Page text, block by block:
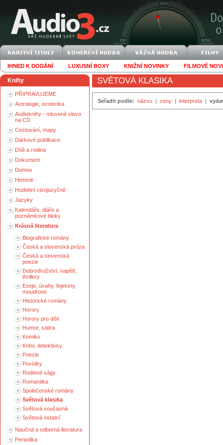
IHNED K DODÁNÍ LUXUSNÍ BOXY KNIŽNÍ NOVINKY FILMOVÉ
Knihy
PŘIPRAVUJEME
Astrologie, ezoterika
Audioknihy - mluvené slovo
na CD
Cestování, mapy
Dárkové publikace
Dítě a rodina
Dokument
Domov
Historie
Hudební cizojazyčné
Jazyky
Kalendáře, diáře a
poznámkové bloky
Krásná literatura
Biografické romány
Česká a slovenská próza
Česká a slovenská
poezie
Dobrodružství, napětí,
thrillery
Eseje, úvahy, fejetony,
moudrosti
Historické romány
Horory
Horory pro děti
Humor, satira
Komiks
Krimi, detektivky
Poezie
Povídky
Rodinné ságy
Romantika
Společenské romány
Světová klasika
Světová současná
Světová ostatní
Naučná a odborná literatura
Periodika
SVĚTOVÁ KLASIKA
Seřadit podle: názvu | ceny | interpreta |